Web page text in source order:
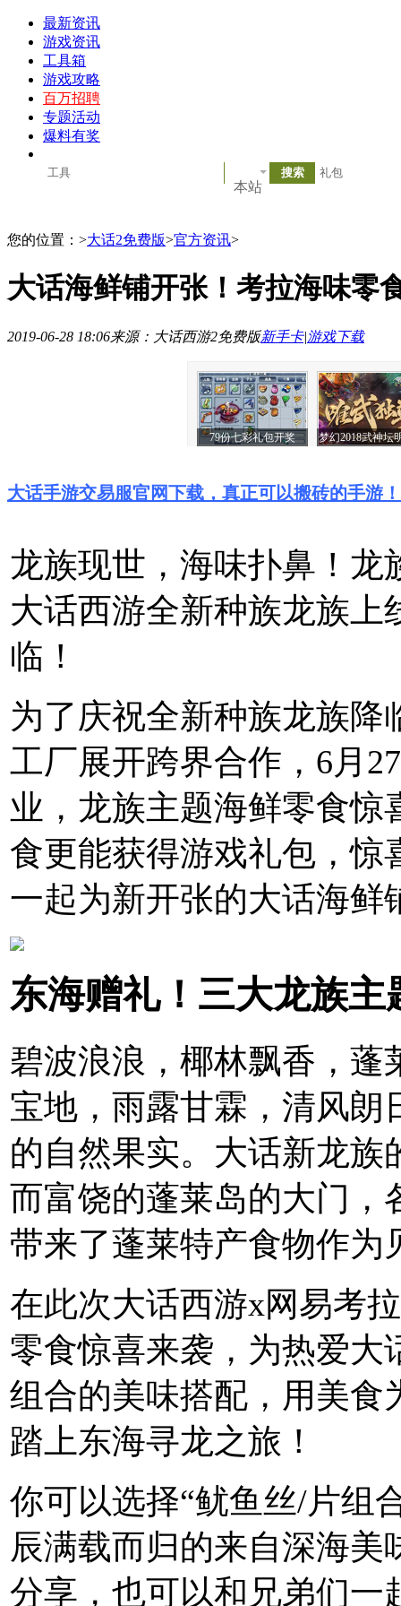
最新资讯
游戏资讯
工具箱
游戏攻略
百万招聘
专题活动
爆料有奖
本站
您的位置： >大话2免费版>官方资讯>
大话海鲜铺开张！考拉海味零
2019-06-28 18:06来源：大话西游2免费版新手卡|游戏下载
大话手游交易服官网下载，真正可以搬砖的手游！
龙族现世，海味扑鼻！龙
大话西游全新种族龙族上
临！
为了庆祝全新种族龙族
工厂展开跨界合作，6月
业，龙族主题海鲜零食惊
食更能获得游戏礼包，惊
一起为新开张的大话海鲜
东海赠礼！三大龙族主
碧波浪浪，椰林飘香，蓬
宝地，雨露甘霖，清风朗
的自然果实。大话新龙族
而富饶的蓬莱岛的大门，
带来了蓬莱特产食物作为
在此次大话西游x网易考
零食惊喜来袭，为热爱大
组合的美味搭配，用美食
踏上东海寻龙之旅！
你可以选择“鱿鱼丝/片组
辰满载而归的来自深海
分享，也可以和兄弟们一